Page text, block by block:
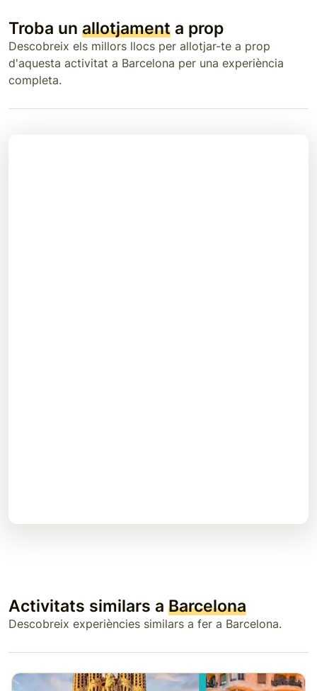
Troba un allotjament a prop
Descobreix els millors llocs per allotjar-te a prop
d'aquesta activitat a Barcelona per una experiència
completa.
Activitats similars a Barcelona
Descobreix experiències similars a fer a Barcelona.